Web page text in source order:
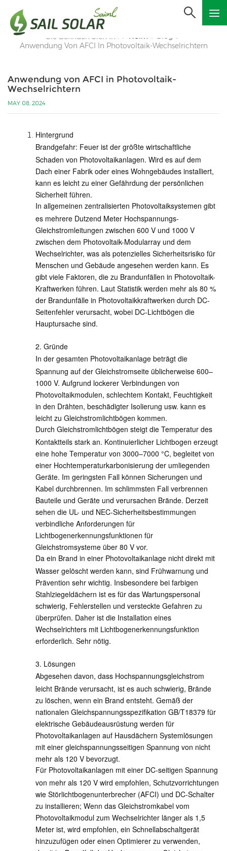
Sie Befinden Sich In : Heim Blog
Anwendung Von AFCI In Photovoltaik-Wechselrichtern
Anwendung von AFCI in Photovoltaik-
Wechselrichtern
MAY 08, 2024
Hintergrund
Brandgefahr: Feuer ist der größte wirtschaftliche
Schaden von Photovoltaikanlagen. Wird es auf dem
Dach einer Fabrik oder eines Wohngebäudes installiert,
kann es leicht zu einer Gefährdung der persönlichen
Sicherheit führen.
In allgemeinen zentralisierten Photovoltaiksystemen gibt
es mehrere Dutzend Meter Hochspannungs-
Gleichstromleitungen zwischen 600 V und 1000 V
zwischen dem Photovoltaik-Modularray und dem
Wechselrichter, was als potenzielles Sicherheitsrisiko für
Menschen und Gebäude angesehen werden kann. Es
gibt viele Faktoren, die zu Brandunfällen in Photovoltaik-
Kraftwerken führen. Laut Statistik werden mehr als 80 %
der Brandunfälle in Photovoltaikkraftwerken durch DC-
Seitenfehler verursacht, wobei DC-Lichtbögen die
Hauptursache sind.
2. Gründe
In der gesamten Photovoltaikanlage beträgt die
Spannung auf der Gleichstromseite üblicherweise 600–
1000 V. Aufgrund lockerer Verbindungen von
Photovoltaikmodulen, schlechtem Kontakt, Feuchtigkeit
in den Drähten, beschädigter Isolierung usw. kann es
leicht zu Gleichstromlichtbögen kommen.
Durch Gleichstromlichtbögen steigt die Temperatur des
Kontaktteils stark an. Kontinuierlicher Lichtbogen erzeugt
eine hohe Temperatur von 3000–7000 °C, begleitet von
einer Hochtemperaturkarbonisierung der umliegenden
Geräte. Im geringsten Fall können Sicherungen und
Kabel durchbrennen. Im schlimmsten Fall verbrennen
Bauteile und Geräte und verursachen Brände. Derzeit
sehen die UL- und NEC-Sicherheitsbestimmungen
verbindliche Anforderungen für
Lichtbogenerkennungsfunktionen für
Gleichstromsysteme über 80 V vor.
Da ein Brand in einer Photovoltaikanlage nicht direkt mit
Wasser gelöscht werden kann, sind Frühwarnung und
Prävention sehr wichtig. Insbesondere bei farbigen
Stahlziegeldächern ist es für das Wartungspersonal
schwierig, Fehlerstellen und versteckte Gefahren zu
überprüfen. Daher ist die Installation eines
Wechselrichters mit Lichtbogenerkennungsfunktion
erforderlich. Sehr nötig.
3. Lösungen
Abgesehen davon, dass Hochspannungsgleichstrom
leicht Brände verursacht, ist es auch schwierig, Brände
zu löschen, wenn ein Brand entsteht. Gemäß der
nationalen Gleichspannungsspezifikation GB/T18379 für
elektrische Gebäudeausrüstung werden für
Photovoltaikanlagen auf Hausdächern Systemlösungen
mit einer gleichspannungsseitigen Spannung von nicht
mehr als 120 V bevorzugt.
Für Photovoltaikanlagen mit einer DC-seitigen Spannung
von mehr als 120 V wird empfohlen, Schutzvorrichtungen
wie Störlichtbogenunterbrecher (AFCI) und DC-Schalter
zu installieren; Wenn das Gleichstromkabel vom
Photovoltaikmodul zum Wechselrichter länger als 1,5
Meter ist, wird empfohlen, ein Schnellabschaltgerät
hinzuzufügen oder einen Optimierer zu verwenden,